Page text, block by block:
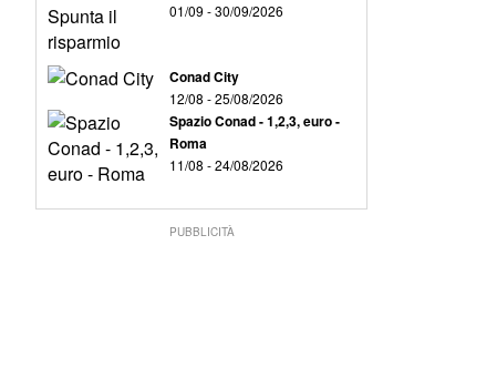
01/09 - 30/09/2026
Conad City
12/08 - 25/08/2026
Spazio Conad - 1,2,3, euro -
Roma
11/08 - 24/08/2026
PUBBLICITÀ